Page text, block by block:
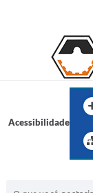
Acessibilidade